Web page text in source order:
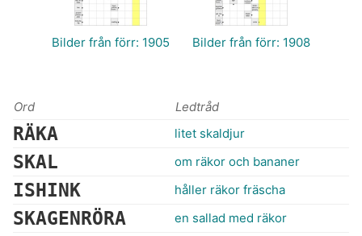
Bilder från förr: 1905 Bilder från förr: 1908
Ord Ledtråd
RÄKA litet skaldjur
SKAL om räkor och bananer
ISHINK håller räkor fräscha
SKAGENRÖRA en sallad med räkor